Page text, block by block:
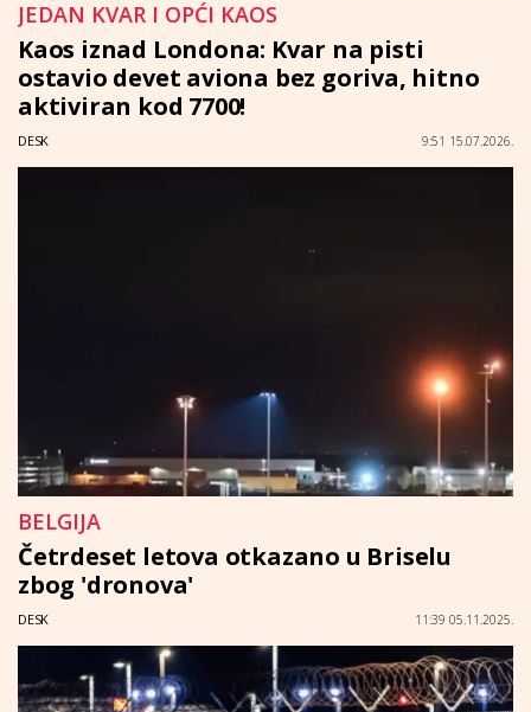
JEDAN KVAR I OPĆI KAOS
Kaos iznad Londona: Kvar na pisti
ostavio devet aviona bez goriva, hitno
aktiviran kod 7700!
DESK 9:51 15.07.2026.
BELGIJA
Četrdeset letova otkazano u Briselu
zbog 'dronova'
DESK 11:39 05.11.2025.